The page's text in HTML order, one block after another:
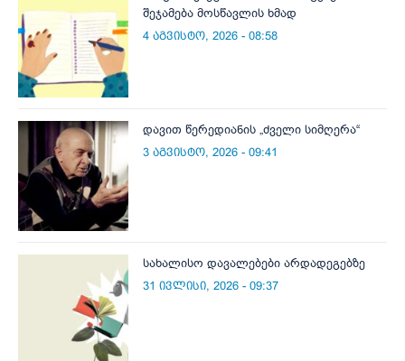
შეჯამება მოსწავლის ხმად
4 აგვისტო, 2026 - 08:58
დავით წერედიანის „ძველი სიმღერა“
3 აგვისტო, 2026 - 09:41
სახალისო დავალებები არდადეგებზე
31 ივლისი, 2026 - 09:37